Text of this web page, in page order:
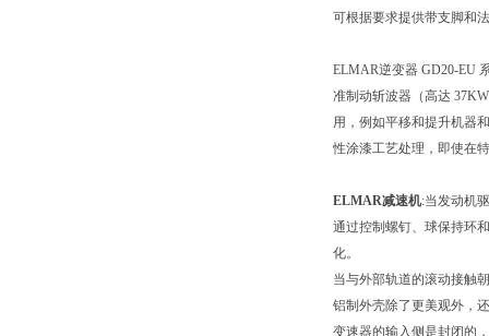
可根据要求提供带支脚和
ELMAR逆变器 GD20-EU
准制动斩波器（高达
用，例如平移和提升机器
性涂漆工艺处理，即使在
ELMAR减速机:当发动机
通过控制螺钉、球保持环
化。
当与外部轨道的滚动接触
铝制外壳除了更美观外，
变速器的输入侧是封闭的